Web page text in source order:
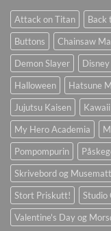
Attack on Titan Back
Buttons
Chainsaw
Demon Slayer
Disney
Halloween
Hatsune
Jujutsu Kaisen
Kawaii
My Hero Academia
Pompompurin
Skrivebord og
Stort Priskutt!
Studio
Valentine's Day og